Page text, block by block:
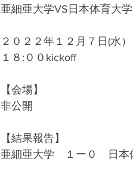
亜細亜大学VS日本体育大学
２０２２年１２月７日(水）
１８:００kickoff
【会場】
非公開
【結果報告】
亜細亜大学　１ー０　日本